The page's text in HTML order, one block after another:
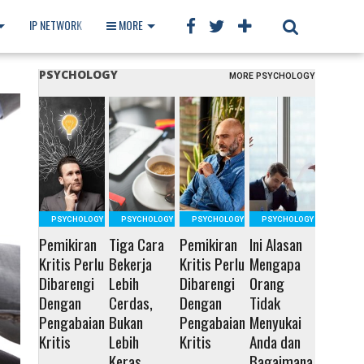
IP NETWORK BOOK
MORE
PSYCHOLOGY MORE PSYCHOLOGY
READ MORE
PSYCHOLOGY
Pemikiran
Kritis Perlu
Dibarengi
Dengan
Pengabaian
Kritis
READ MORE
PSYCHOLOGY
Tiga Cara
Bekerja
Lebih
Cerdas,
Bukan
Lebih
READ MORE
PSYCHOLOGY
Pemikiran
Kritis Perlu
Dibarengi
Dengan
Pengabaian
Kritis
READ MORE
PSYCHOLOGY
Ini Alasan
Mengapa
Orang
Tidak
Menyukai
Anda dan